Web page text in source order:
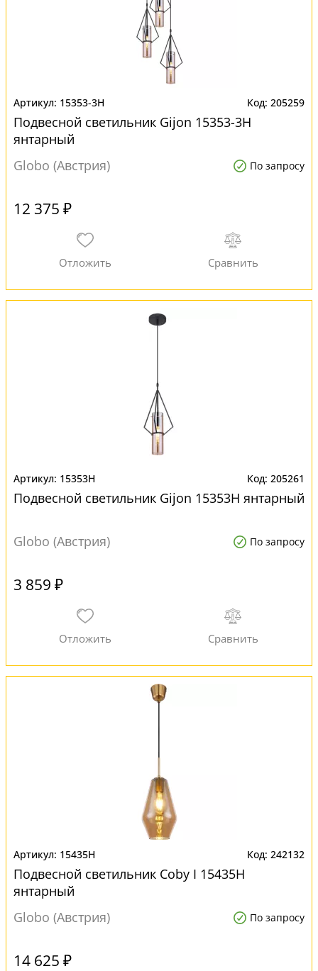
15353-3H 205259
Подвесной светильник Gijon 15353-3H
янтарный
Globo (Австрия)
По запросу
12 375 ₽
15353H 205261
Подвесной светильник Gijon 15353H янтарный
Globo (Австрия) По запросу
3 859 ₽
15435H 242132
Подвесной светильник Coby I 15435H
янтарный
Globo (Австрия)
По запросу
14 625 ₽